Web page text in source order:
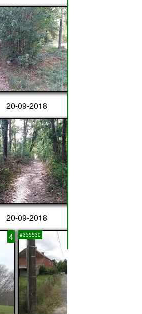
20-09-2018
20-09-2018
4 #355530